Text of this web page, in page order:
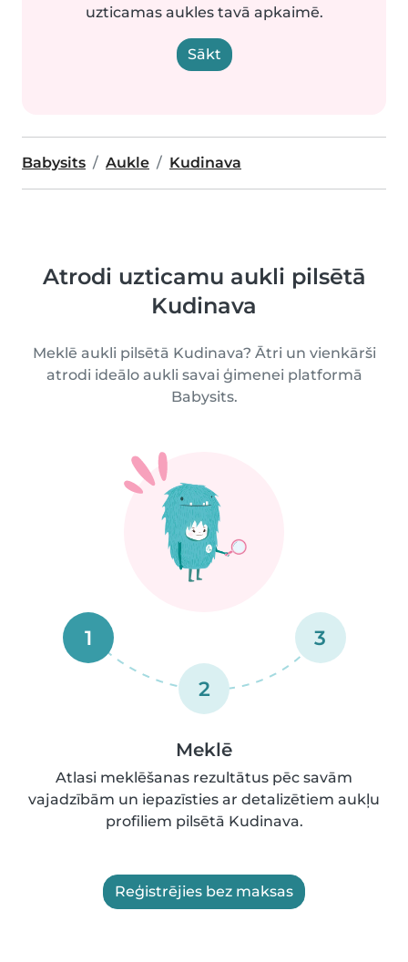
uzticamas aukles tavā apkaimē.
Sākt
Babysits Aukle Kudinava
Atrodi uzticamu aukli pilsētā
Kudinava
Meklē aukli pilsētā Kudinava? Ātri un vienkārši
atrodi ideālo aukli savai ģimenei platformā
Babysits.
1
2
3
Meklē
Atlasi meklēšanas rezultātus pēc savām
vajadzībām un iepazīsties ar detalizētiem aukļu
profiliem pilsētā Kudinava.
Reģistrējies bez maksas